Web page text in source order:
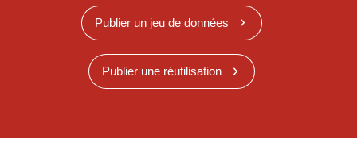
Publier un jeu de données
Publier une réutilisation